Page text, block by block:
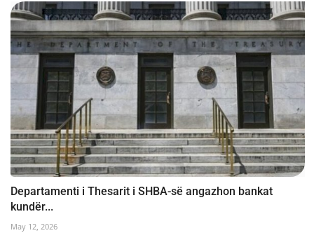
Departamenti i Thesarit i SHBA-së angazhon bankat
kundër...
May 12, 2026